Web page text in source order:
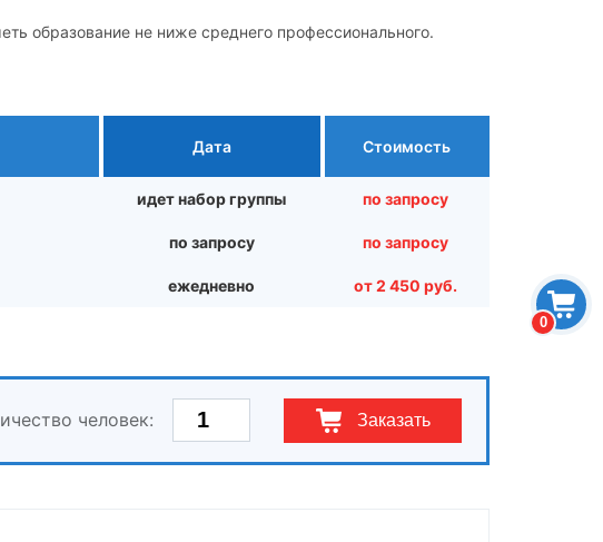
0
образование не ниже среднего профессионального.
Дата Стоимость
идет набор группы по запросу
по запросу по запросу
ежедневно от 2 450 руб.
человек: Заказать